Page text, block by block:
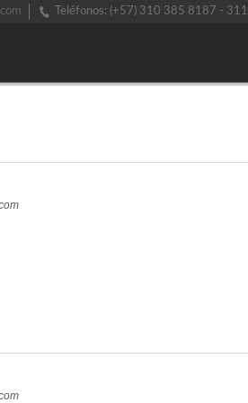
Teléfonos: (+57) 310 385 8187 -